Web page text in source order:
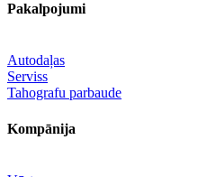
Pakalpojumi
Autodaļas
Serviss
Tahografu parbaude
Kompānija